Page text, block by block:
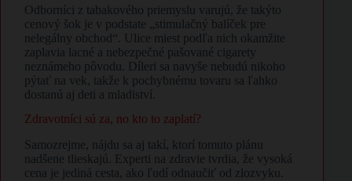
Odborníci z tabakového priemyslu varujú, že takýto
cenový šok je v podstate „stimulačný balíček pre
nelegálny obchod“. Ulice miest podľa nich okamžite
zaplavia lacné a nebezpečné pašované cigarety
neznámeho pôvodu. Díleri sa navyše nebudú nikoho
pýtať na vek, takže k pochybnému tovaru sa ľahko
dostanú aj deti a mladiství.
Zdravotníci sú za, no kto to zaplatí?
Samozrejme, nájdu sa aj takí, ktorí tomuto plánu
nadšene tlieskajú. Experti na zdravie tvrdia, že vysoká
cena je jediná cesta, ako ľudí odnaučiť od zlozvyku.